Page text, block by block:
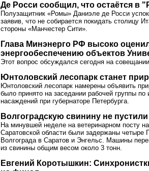
Де Росси сообщил, что остаётся в
Полузащитник «Ромы» Даниэле де Росси
заявив, что не собирается покидать столицу
стороны «Манчестер Сити».
Глава Минэнерго РФ высоко
энергообеспечению объектов
Этот вопрос обсуждался сегодня на
Юнтоловский лесопарк станет
Юнтоловский лесопарк намерены объявить
было принято на заседании рабочей группы по
насаждений при губернаторе Петербурга.
Волгоградскую свинину не
На минувшей неделе на ветеринарном посту
Саратовской области были задержаны четыре
Волгограда в Саратов и Энгельс. Машины
из свинины общим весом около 3 тонн.
Евгений Коротышкин: